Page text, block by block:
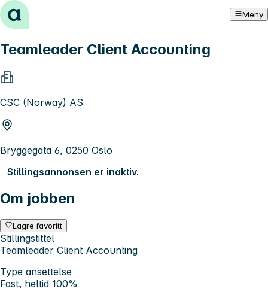
Hopp til innhold Meny
Teamleader Client Accounting
CSC (Norway) AS
Bryggegata 6, 0250 Oslo
Stillingsannonsen er inaktiv.
Om jobben
Lagre favoritt
Stillingstittel
Teamleader Client Accounting
Type ansettelse
Fast, heltid 100%